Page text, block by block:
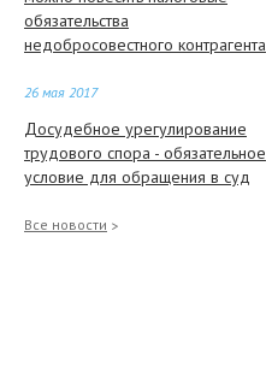
обязательства
недобросовестного контрагента
26 мая 2017
Досудебное урегулирование
трудового спора - обязательное
условие для обращения в суд
25 мая 2017
Все новости